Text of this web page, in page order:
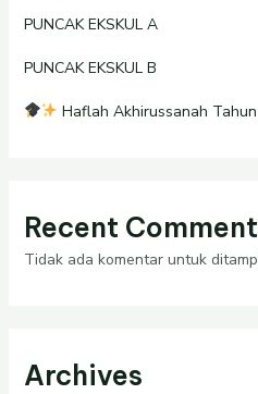
PUNCAK EKSKUL A
PUNCAK EKSKUL B
Haflah Akhirussanah
Recent
Tidak ada komentar untuk
Archives